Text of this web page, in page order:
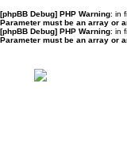
[phpBB Debug] PHP Warning: in
Parameter must be an array or
[phpBB Debug] PHP Warning: in
Parameter must be an array or